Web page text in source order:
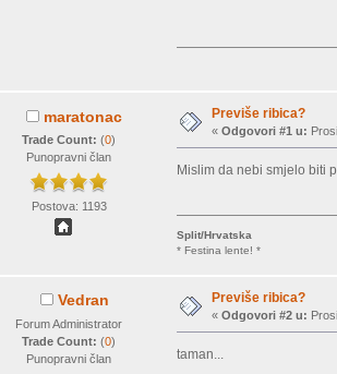
maratonac
Trade Count:(0)
Punopravni član
Postova: 1193
Previše ribica?
«Odgovori #1 u:
Mislim da nebi smjelo biti
Split/Hrvatska
* Festina lente! *
Vedran
Forum Administrator
Trade Count:(0)
Punopravni član
Previše ribica?
«Odgovori #2 u:
taman...